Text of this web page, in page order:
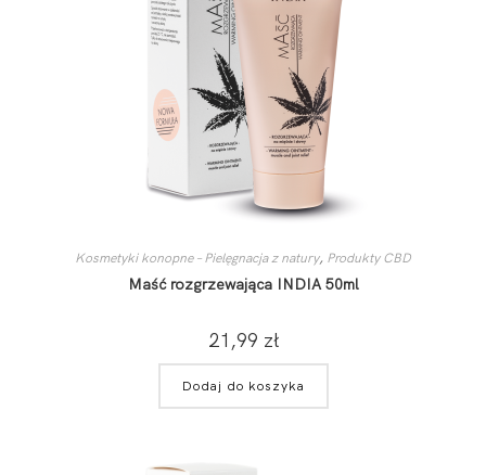
Kosmetyki konopne – Pielęgnacja z natury, Produkty CBD
Maść rozgrzewająca INDIA 50ml
21,99 zł
Dodaj do koszyka